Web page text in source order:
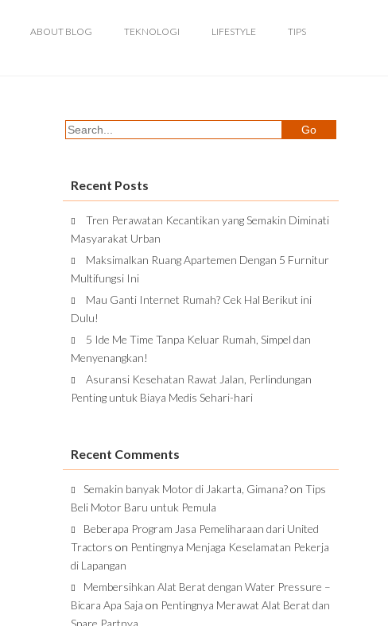
ABOUT BLOG TEKNOLOGI LIFESTYLE TIPS
Recent Posts
Tren Perawatan Kecantikan yang Semakin Diminati
Masyarakat Urban
Maksimalkan Ruang Apartemen Dengan 5 Furnitur
Multifungsi Ini
Mau Ganti Internet Rumah? Cek Hal Berikut ini
Dulu!
5 Ide Me Time Tanpa Keluar Rumah, Simpel dan
Menyenangkan!
Asuransi Kesehatan Rawat Jalan, Perlindungan
Penting untuk Biaya Medis Sehari-hari
Recent Comments
Semakin banyak Motor di Jakarta, Gimana?on Tips
Beli Motor Baru untuk Pemula
Beberapa Program Jasa Pemeliharaan dari United
Tractors on Pentingnya Menjaga Keselamatan Pekerja
di Lapangan
Membersihkan Alat Berat dengan Water Pressure –
Bicara Apa Saja on Pentingnya Merawat Alat Berat dan
Spare Partnya